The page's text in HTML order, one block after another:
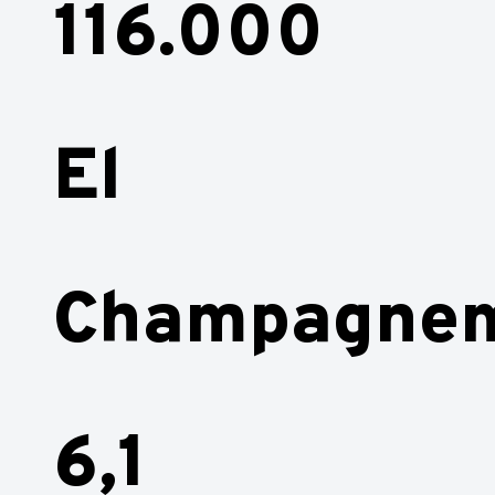
116.000
El
6,1